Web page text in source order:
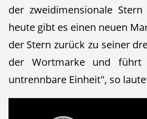
der zweidimensionale
heute gibt es einen neuen
der Stern zurück zu seiner
der Wortmarke und führt
untrennbare Einheit", so